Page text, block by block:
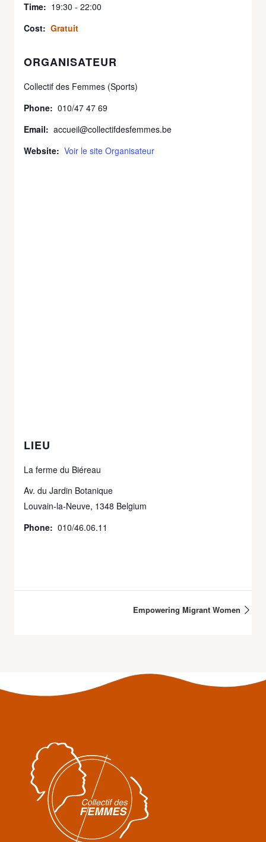
Time: 19:30 - 22:00
Cost: Gratuit
ORGANISATEUR
Collectif des Femmes (Sports)
Phone: 010/47 47 69
Email: accueil@collectifdesfemmes.be
Website: Voir le site Organisateur
LIEU
La ferme du Biéreau
Av. du Jardin Botanique
Louvain-la-Neuve, 1348 Belgium
Phone: 010/46.06.11
Empowering Migrant Women